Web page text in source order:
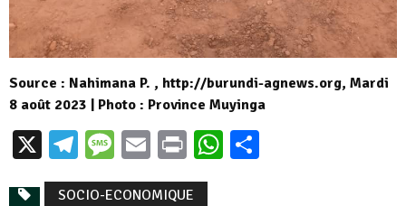
Source : Nahimana P. , http://burundi-agnews.org, Mardi
8 août 2023 | Photo : Province Muyinga
X Telegram
Message
EmailPrintWhatsApp
SOCIO-ECONOMIQUE